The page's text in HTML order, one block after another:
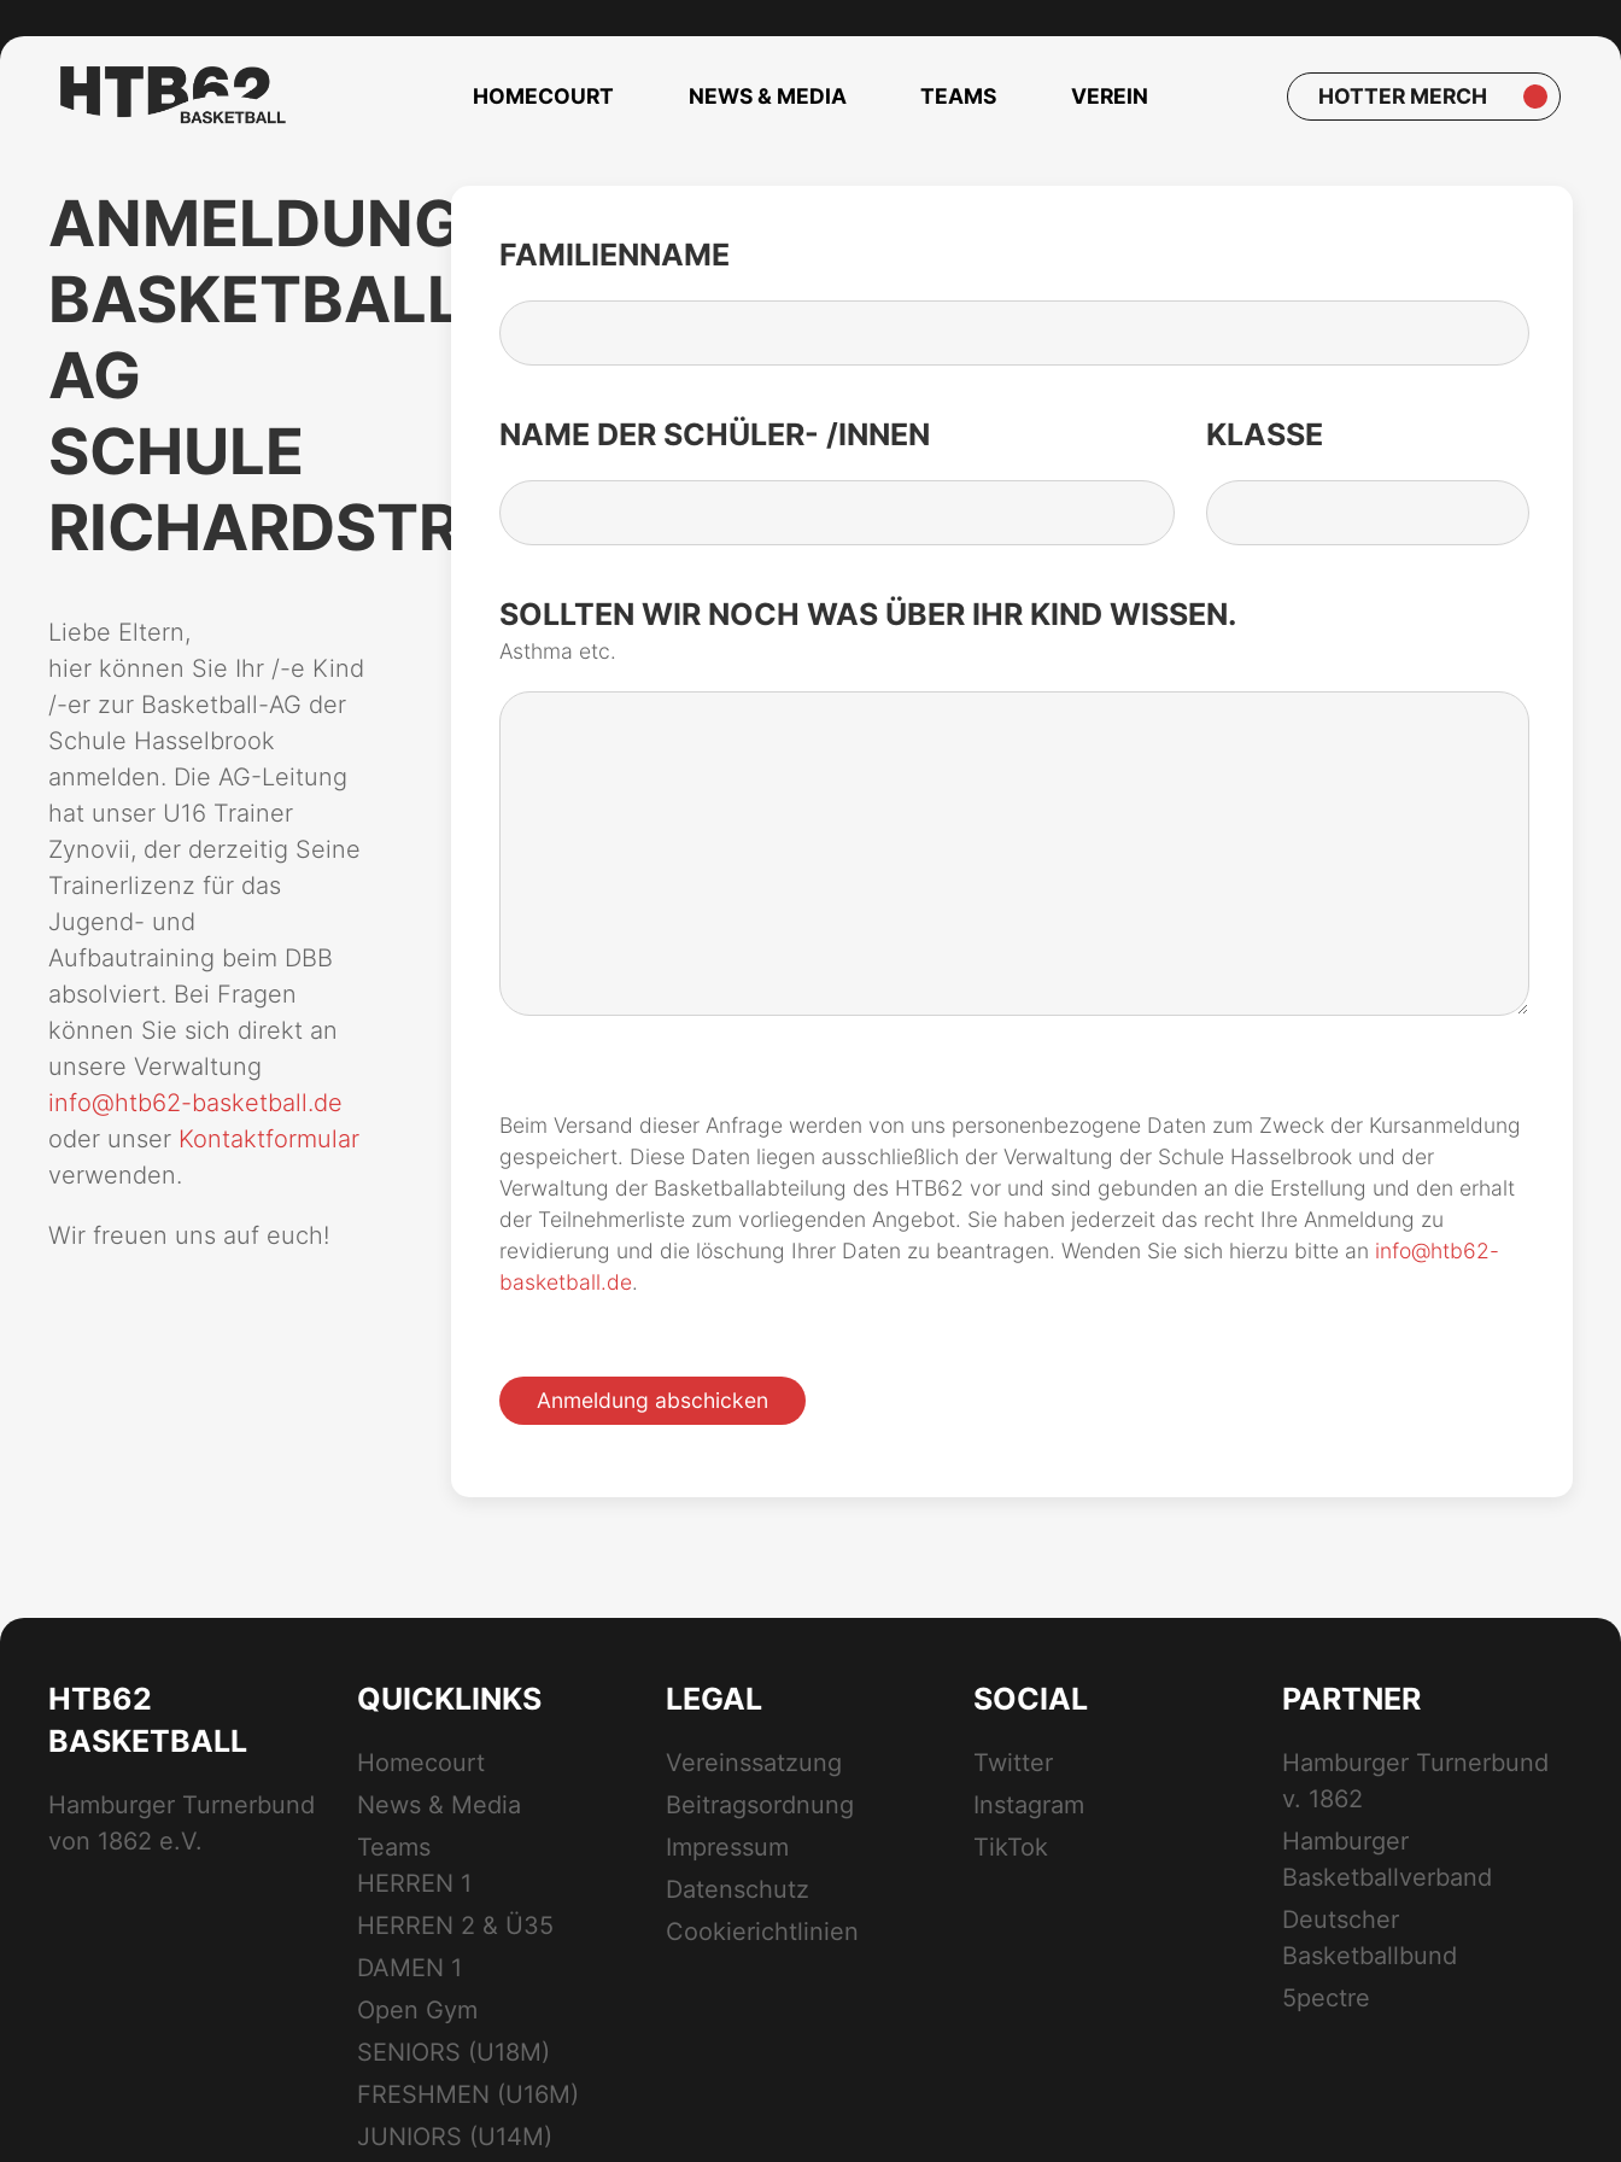
HOMECOURT NEWS & MEDIA TEAMS VEREIN HOTTER MERCH
ANMELDUNG
BASKETBALL-
AG
SCHULE
RICHARDSTR.
Liebe Eltern,
hier können Sie Ihr /-e Kind
/-er zur Basketball-AG der
Schule Hasselbrook
anmelden. Die AG-Leitung
hat unser U16 Trainer
Zynovii, der derzeitig Seine
Trainerlizenz für das
Jugend- und
Aufbautraining beim DBB
absolviert. Bei Fragen
können Sie sich direkt an
unsere Verwaltung
info@htb62-basketball.de
oder unser Kontaktformular
verwenden.
Wir freuen uns auf euch!
FAMILIENNAME
NAME DER SCHÜLER- /INNEN KLASSE
SOLLTEN WIR NOCH WAS ÜBER IHR KIND WISSEN.
Asthma etc.
Beim Versand dieser Anfrage werden von uns personenbezogene Daten zum Zweck der Kursanmeldung
gespeichert. Diese Daten liegen ausschließlich der Verwaltung der Schule Hasselbrook und der
Verwaltung der Basketballabteilung des HTB62 vor und sind gebunden an die Erstellung und den erhalt
der Teilnehmerliste zum vorliegenden Angebot. Sie haben jederzeit das recht Ihre Anmeldung zu
revidierung und die löschung Ihrer Daten zu beantragen. Wenden Sie sich hierzu bitte an info@htb62-
basketball.de.
HTB62
BASKETBALL
Hamburger Turnerbund
von 1862 e.V.
QUICKLINKS
Homecourt
News & Media
Teams
HERREN 1
HERREN 2 & Ü35
DAMEN 1
Open Gym
SENIORS (U18M)
FRESHMEN (U16M)
JUNIORS (U14M)
LEGAL
Vereinssatzung
Beitragsordnung
Impressum
Datenschutz
Cookierichtlinien
SOCIAL
Twitter
Instagram
TikTok
PARTNER
Hamburger Turnerbund
v. 1862
Hamburger
Basketballverband
Deutscher
Basketballbund
5pectre